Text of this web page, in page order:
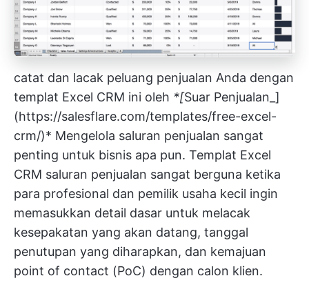
catat dan lacak peluang penjualan Anda dengan
templat Excel CRM ini oleh *[Suar Penjualan_]
(https://salesflare.com/templates/free-excel-
crm/)* Mengelola saluran penjualan sangat
penting untuk bisnis apa pun. Templat Excel
CRM saluran penjualan sangat berguna ketika
para profesional dan pemilik usaha kecil ingin
memasukkan detail dasar untuk melacak
kesepakatan yang akan datang, tanggal
penutupan yang diharapkan, dan kemajuan
point of contact (PoC) dengan calon klien.